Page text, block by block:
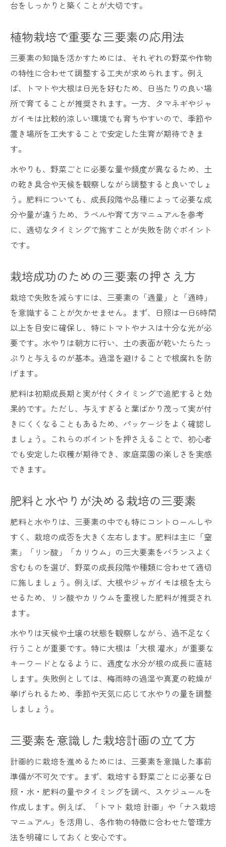
台をしっかりと築くことが大切です。
植物栽培で重要な三要素の応用法
三要素の知識を活かすためには、それぞれの野菜や作物
の特性に合わせて調整する工夫が求められます。例え
ば、トマトや大根は日光を好むため、日当たりの良い場
所で育てることが推奨されます。一方、タマネギやジャ
ガイモは比較的涼しい環境でも育ちやすいので、季節や
置き場所を工夫することで安定した生育が期待できま
す。
水やりも、野菜ごとに必要な量や頻度が異なるため、土
の乾き具合や天候を観察しながら調整すると良いでしょ
う。肥料についても、成長段階や品種によって必要な成
分や量が違うため、ラベルや育て方マニュアルを参考
に、適切なタイミングで施すことが失敗を防ぐポイント
です。
栽培成功のための三要素の押さえ方
栽培で失敗を減らすには、三要素の「適量」と「適時」
を意識することが欠かせません。まず、日照は一日6時間
以上を目安に確保し、特にトマトやナスは十分な光が必
要です。水やりは朝方に行い、土の表面が乾いたらたっ
ぷりと与えるのが基本。過湿を避けることで根腐れを防
げます。
肥料は初期成長期と実が付くタイミングで追肥すると効
果的です。ただし、与えすぎると葉ばかり茂って実が付
きにくくなることもあるため、パッケージをよく確認し
ましょう。これらのポイントを押さえることで、初心者
でも安定した収穫が期待でき、家庭菜園の楽しさを実感
できます。
肥料と水やりが決める栽培の三要素
肥料と水やりは、三要素の中でも特にコントロールしや
すく、栽培の成否を大きく左右します。肥料は主に「窒
素」「リン酸」「カリウム」の三大要素をバランスよく
含むものを選び、野菜の成長段階や種類に合わせて適切
に施しましょう。例えば、大根やジャガイモは根を太ら
せるため、リン酸やカリウムを重視した肥料が推奨され
ます。
水やりは天候や土壌の状態を観察しながら、過不足なく
行うことが重要です。特に大根は「大根 灌水」が重要な
キーワードとなるように、適度な水分が根の成長に直結
します。失敗例としては、梅雨時の過湿や真夏の乾燥が
挙げられるため、季節や天気に応じて水やりの量を調整
しましょう。
三要素を意識した栽培計画の立て方
計画的に栽培を進めるためには、三要素を意識した事前
準備が不可欠です。まず、栽培する野菜ごとに必要な日
照・水・肥料の量やタイミングを調べ、スケジュールを
作成します。例えば、「トマト 栽培 計画」や「ナス栽培
マニュアル」を活用し、各作物の特徴に合わせた管理方
法を明確にしておくと安心です。